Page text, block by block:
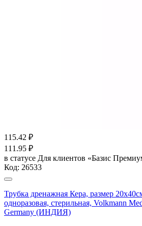
115.42 ₽
111.95 ₽
в статусе Для клиентов «Базис
Код: 26533
Трубка дренажная Кера, размер
одноразовая, стерильная, Volkmann
Germany (ИНДИЯ)